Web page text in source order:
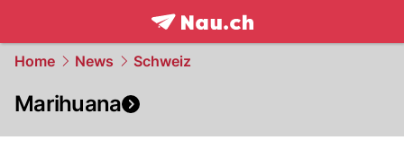
frontpage.NAU.ch
Home News Schweiz
Marihuana